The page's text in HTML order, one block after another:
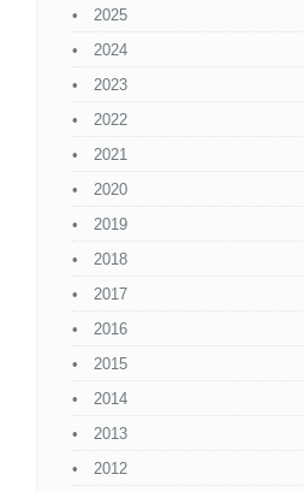
2025
2024
2023
2022
2021
2020
2019
2018
2017
2016
2015
2014
2013
2012